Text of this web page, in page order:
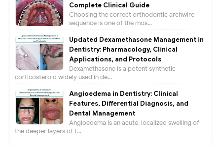
Complete Clinical Guide
Choosing the correct orthodontic archwire
sequence is one of the mos...
Updated Dexamethasone Management in
Dentistry: Pharmacology, Clinical
Applications, and Protocols
Dexamethasone is a potent synthetic
corticosteroid widely used in de...
Angioedema in Dentistry: Clinical
Features, Differential Diagnosis, and
Dental Management
Angioedema is an acute, localized swelling of
the deeper layers of t...